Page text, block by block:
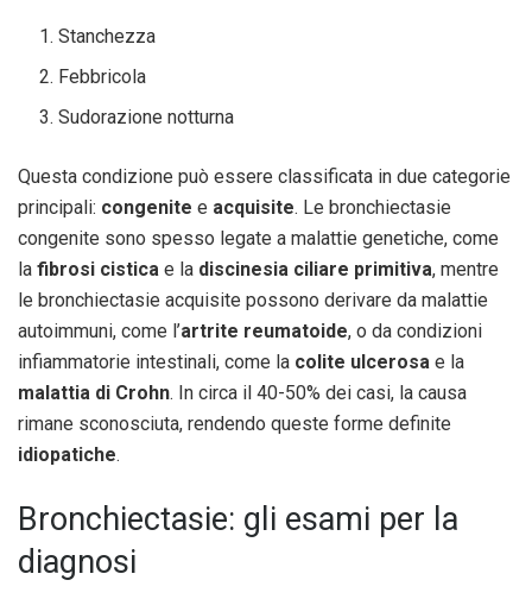
Stanchezza
Febbricola
Sudorazione notturna
Questa condizione può essere classificata in due categorie
principali: congenite e acquisite. Le bronchiectasie
congenite sono spesso legate a malattie genetiche, come
la fibrosi cistica e la discinesia ciliare primitiva, mentre
le bronchiectasie acquisite possono derivare da malattie
autoimmuni, come l’artrite reumatoide, o da condizioni
infiammatorie intestinali, come la colite ulcerosa e la
malattia di Crohn. In circa il 40-50% dei casi, la causa
rimane sconosciuta, rendendo queste forme definite
idiopatiche.
Bronchiectasie: gli esami per la
diagnosi